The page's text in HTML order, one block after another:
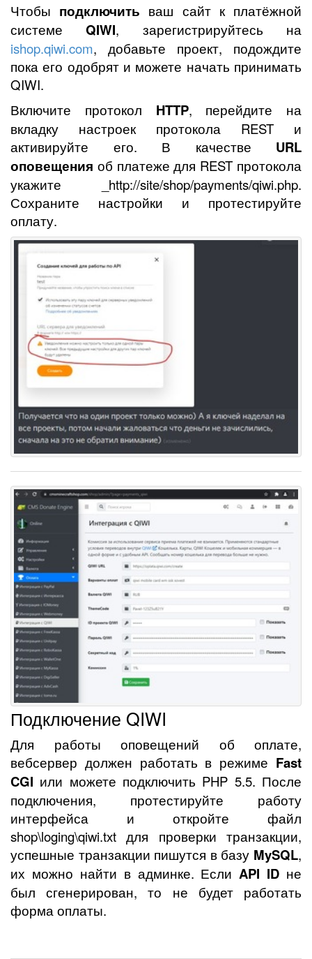
Чтобы подключить ваш сайт к платёжной
системеQIWI, зарегистрируйтесь на
ishop.qiwi.com, добавьте проект, подождите
пока его одобрят и можете начать принимать
QIWI.
Включите протокол HTTP, перейдите на
вкладку настроек протокола REST и
активируйте его. В качестве URL
оповещения об платеже для REST протокола
укажите _http://site/shop/payments/qiwi.php.
Сохраните настройки и протестируйте
оплату.
Подключение QIWI
Для работы оповещений об оплате,
вебсервер должен работать в режиме Fast
CGI или можете подключить PHP 5.5. После
подключения, протестируйте работу
интерфейса и откройте файл
shop\loging\qiwi.txt для проверки транзакции,
успешные транзакции пишутся в базу MySQL,
их можно найти в админке. Если API ID не
был сгенерирован, то не будет работать
форма оплаты.